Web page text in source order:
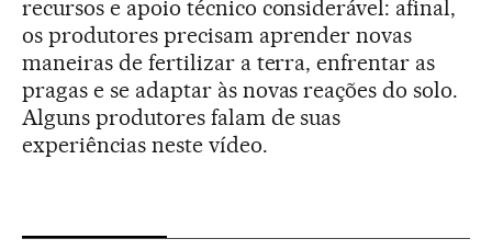
recursos e apoio técnico considerável: afinal,
os produtores precisam aprender novas
maneiras de fertilizar a terra, enfrentar as
pragas e se adaptar às novas reações do solo.
Alguns produtores falam de suas
experiências neste vídeo.